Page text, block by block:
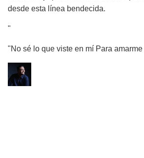
desde esta línea bendecida.
"
"No sé lo que viste en mí Para